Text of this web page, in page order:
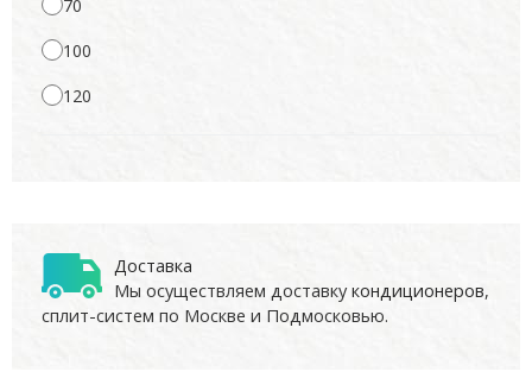
70
100
120
Доставка
Мы осуществляем доставку кондиционеров,
сплит-систем по Москве и Подмосковью.